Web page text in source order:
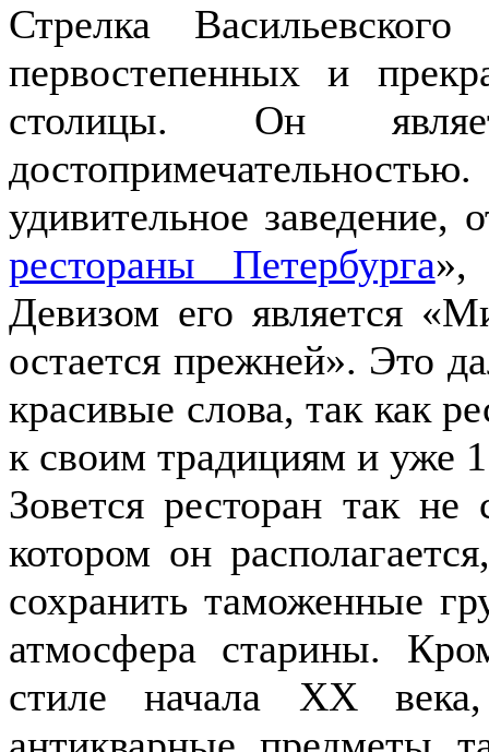
Стрелка
первостепенных и
столицы. Он
удивительное заведение,
рестораны Петербурга»,
Девизом его является
остается прежней». Это
красивые слова, так как
к своим традициям и уже
Зовется ресторан так
котором он
сохранить таможенные
атмосфера старины.
стиле начала XX